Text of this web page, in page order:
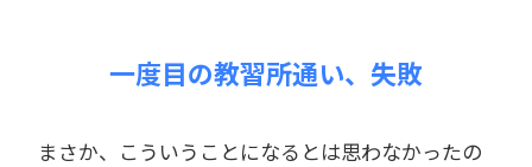
一度目の教習所通い、失敗
まさか、こういうことになるとは思わなかったの